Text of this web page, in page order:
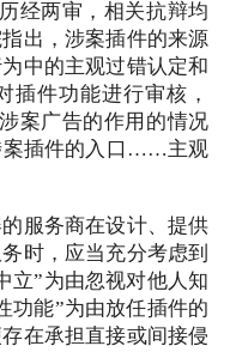
经两审，相关抗辩均
出，涉案插件的来源
中的主观过错认定和
插件功能进行审核，
案广告的作用的情况
案插件的入口……主观
服务商在设计、提供
时，应当充分考虑到
立”为由忽视对他人知
功能”为由放任插件的
在承担直接或间接侵